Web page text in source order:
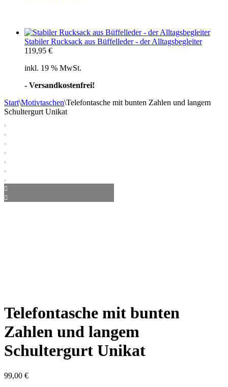
Stabiler Rucksack aus Büffelleder - der Alltagsbegleiter
119,95 €
inkl. 19 % MwSt.
- Versandkostenfrei!
Start\Motivtaschen\Telefontasche mit bunten Zahlen und langem
Schultergurt Unikat
Telefontasche mit bunten
Zahlen und langem
Schultergurt Unikat
99,00 €